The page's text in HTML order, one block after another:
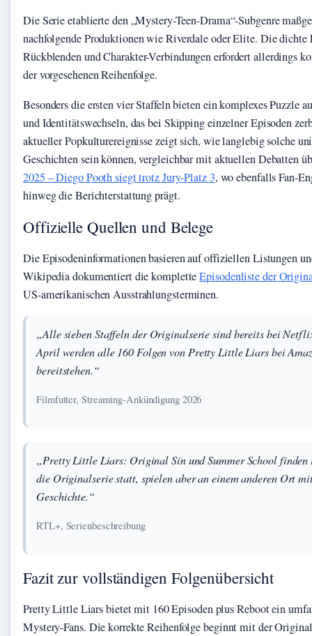
Die Serie etablierte den „Mystery-Teen-Drama“-Subgenre
nachfolgende Produktionen wie Riverdale oder Elite. Die
Rückblenden und Charakter-Verbindungen erfordert allerdings
der vorgesehenen Reihenfolge.
Besonders die ersten vier Staffeln bieten ein komplexes Puzzle
und Identitätswechseln, das bei Skipping einzelner Episoden
aktueller Popkulturereignisse zeigt sich, wie langlebig solche
Geschichten sein können, vergleichbar mit aktuellen Debatten
2025 – Diego Pooth siegt trotz Jury-Platz 3, wo ebenfalls Fan-
hinweg die Berichterstattung prägt.
Offizielle Quellen und Belege
Die Episodeninformationen basieren auf offiziellen Listungen
Wikipedia dokumentiert die kompletteEpisodenliste der
US-amerikanischen Ausstrahlungsterminen.
„Alle sieben Staffeln der Originalserie sind bereits bei
April werden alle 160 Folgen von Pretty Little Liars bei
bereitstehen.“
Filmfutter, Streaming-Ankündigung 2026
„Pretty Little Liars: Original Sin und Summer School finden
die Originalserie statt, spielen aber an einem anderen Ort
Geschichte.“
RTL+, Serienbeschreibung
Fazit zur vollständigen Folgenübersicht
Pretty Little Liars bietet mit 160 Episoden plus Reboot ein
Mystery-Fans. Die korrekte Reihenfolge beginnt mit der